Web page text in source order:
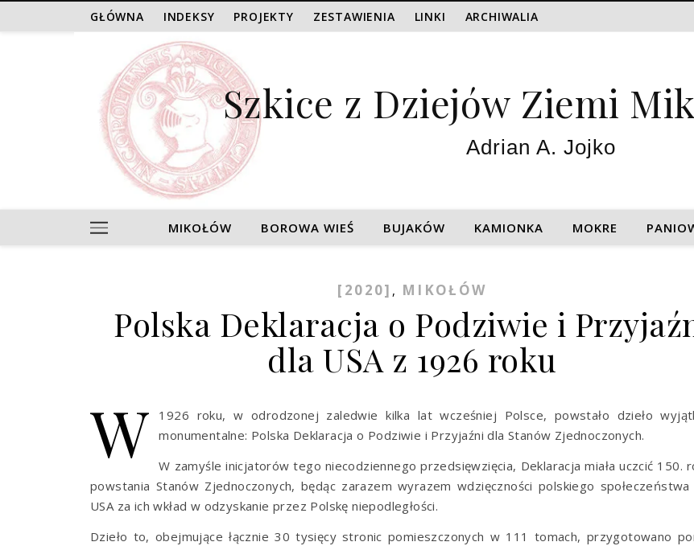
GŁÓWNA INDEKSY PROJEKTY ZESTAWIENIA LINKI ARCHIWALIA
Szkice z Dziejów Ziemi
Adrian A. Jojko
MIKOŁÓW BOROWA WIEŚ BUJAKÓW KAMIONKA MOKRE
[2020] , MIKOŁÓW
Polska Deklaracja o Podziwie i
dla USA z 1926 roku
W
1926 roku, w odrodzonej zaledwie kilka lat wcześniej Polsce, powstało dzieło
monumentalne: Polska Deklaracja o Podziwie i Przyjaźni dla Stanów Zjednoczonych.
W zamyśle inicjatorów tego niecodziennego przedsięwzięcia, Deklaracja miała uczcić 150.
powstania Stanów Zjednoczonych, będąc zarazem wyrazem wdzięczności polskiego
USA za ich wkład w odzyskanie przez Polskę niepodległości.
Dzieło to, obejmujące łącznie 30 tysięcy stronic pomieszczonych w 111 tomach, przygotowano